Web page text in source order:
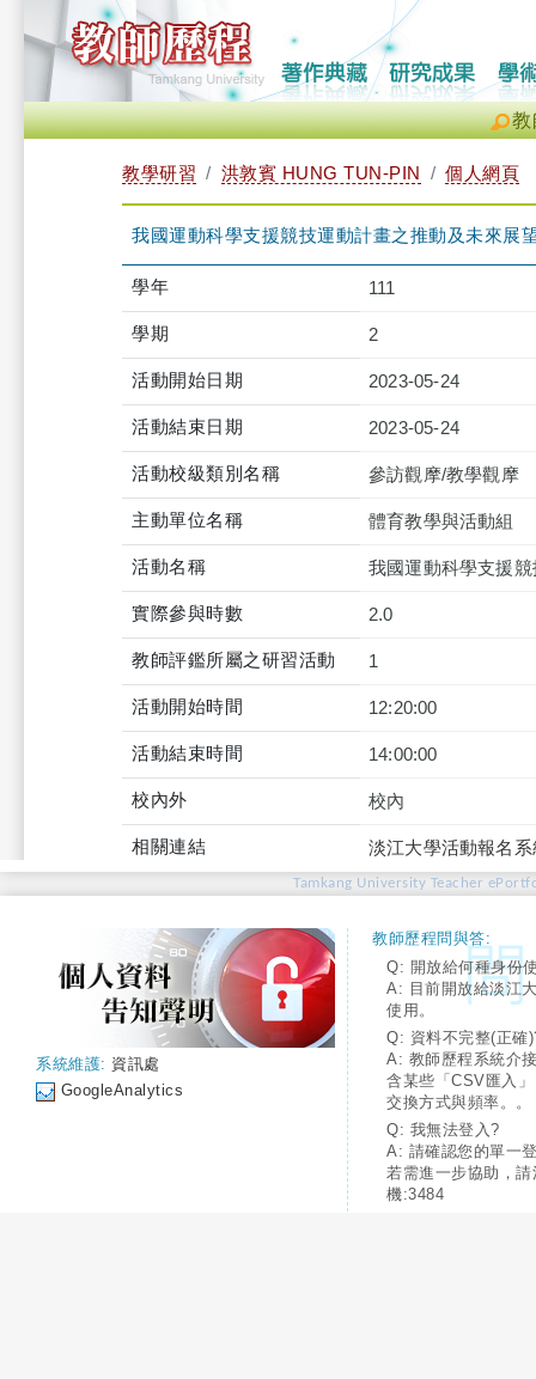
教
教學研習 洪敦賓 HUNG TUN-PIN 個人網頁
我國運動科學支援競技運動計畫之推動及未來展
學年 111
學期 2
活動開始日期 2023-05-24
活動結束日期 2023-05-24
活動校級類別名稱 參訪觀摩/教學觀摩
主動單位名稱 體育教學與活動組
活動名稱 我國運動科學支援
實際參與時數 2.0
教師評鑑所屬之研習活動 1
活動開始時間 12:20:00
活動結束時間 14:00:00
校內外 校內
相關連結 淡江大學活動報名
Tamkang University Teacher
系統維護: 資訊處
GoogleAnalytics
教師歷程問與答:
Q: 開放給何種身份
A: 目前開放給淡江
使用。
Q: 資料不完整(正確
A: 教師歷程系統介
含某些「CSV匯入
交換方式與頻率。。
Q: 我無法登入?
A: 請確認您的單一
若需進一步協助，
機:3484